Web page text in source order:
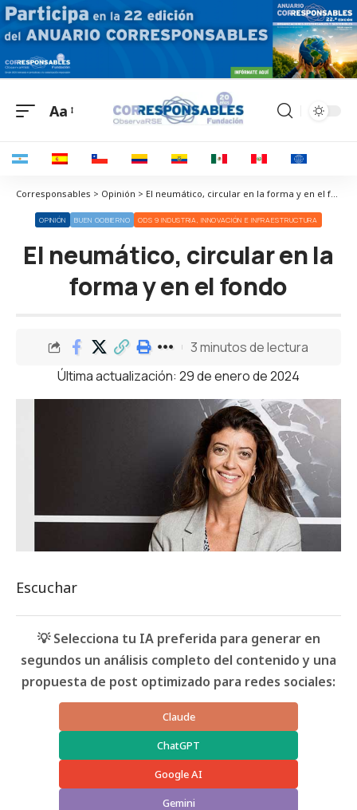
Aa
Corresponsables > Opinión > El neumático, circular en la forma y en el fondo
OPINIÓN BUEN GOBIERNO ODS 9 INDUSTRIA, INNOVACIÓN E INFRAESTRUCTURA
El neumático, circular en la
forma y en el fondo
Última actualización: 29 de enero de 2024
3 minutos de lectura
Escuchar
💡 Selecciona tu IA preferida para generar en
segundos un análisis completo del contenido y una
propuesta de post optimizado para redes sociales:
Claude
ChatGPT
Google AI
Gemini